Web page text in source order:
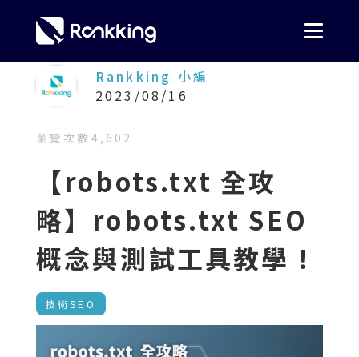
Rankking 小編
2023/08/16
瀏覽次數 4,602
【robots.txt 全攻
略】robots.txt SEO
概念與測試工具教學！
技術SEO